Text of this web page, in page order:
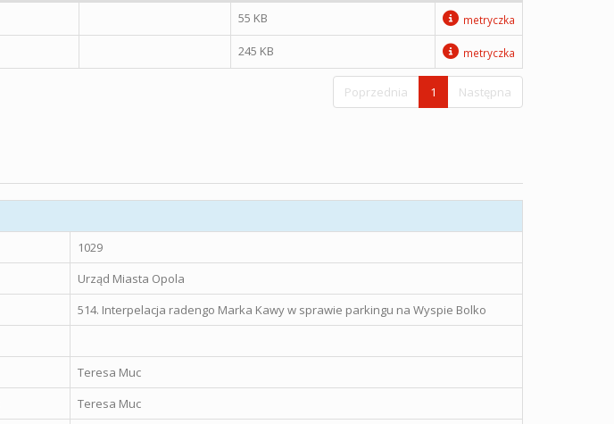
55 KB metryczka
245 KB metryczka
Poprzednia 1 Następna
1029
Urząd Miasta Opola
514. Interpelacja radengo Marka Kawy w sprawie parkingu na Wyspie Bolko
Teresa Muc
Teresa Muc